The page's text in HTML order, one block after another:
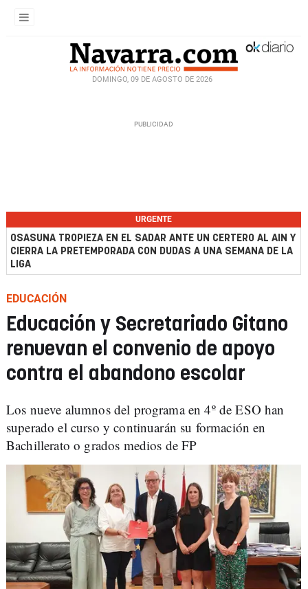
DOMINGO, 09 DE AGOSTO DE 2026
URGENTE
OSASUNA TROPIEZA EN EL SADAR ANTE UN CERTERO AL AIN Y
CIERRA LA PRETEMPORADA CON DUDAS A UNA SEMANA DE LA
LIGA
EDUCACIÓN
Educación y Secretariado Gitano
renuevan el convenio de apoyo
contra el abandono escolar
Los nueve alumnos del programa en 4º de ESO han
superado el curso y continuarán su formación en
Bachillerato o grados medios de FP